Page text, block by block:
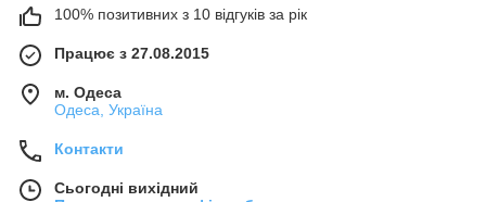
100% позитивних з 10 відгуків за рік
Працює з 27.08.2015
м. Одеса
Одеса, Україна
Контакти
Сьогодні вихідний